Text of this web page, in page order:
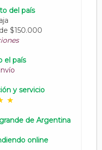
del país
$150.000
el país
y servicio
de Argentina
online